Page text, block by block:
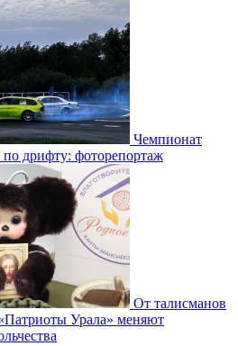
Чемпионат
дрифту: фоторепортаж
От талисманов
Урала» меняют